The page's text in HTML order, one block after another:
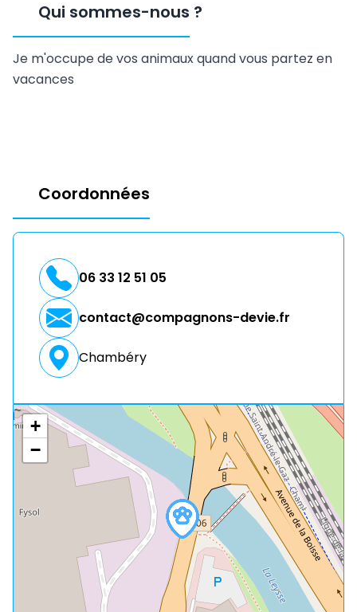
Qui sommes-nous ?
Je m'occupe de vos animaux quand vous partez en
vacances
Coordonnées
06 33 12 51 05
contact@compagnons-devie.fr
Chambéry
+
−